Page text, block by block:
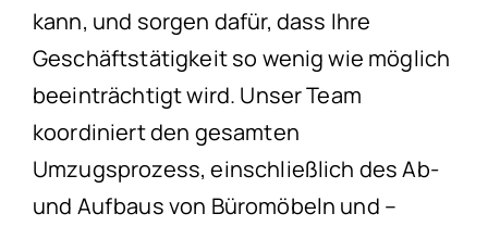
kann, und sorgen dafür, dass Ihre
Geschäftstätigkeit so wenig wie möglich
beeinträchtigt wird. Unser Team
koordiniert den gesamten
Umzugsprozess, einschließlich des Ab-
und Aufbaus von Büromöbeln und –